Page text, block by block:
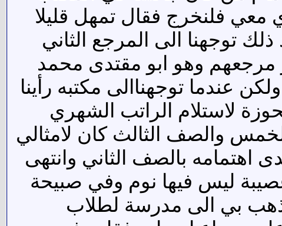
معي فلنخرج فقال تمهل قليلا
ذلك توجهنا الى المرجع الثاني
مرجعهم وهو ابو مقتدى محمد
عندما توجهناالى مكتبه رأينا
لاستلام الراتب الشهري
والصف الثالث كان لامثالي
بالصف الثاني وانتهى
ليس فيها نوم وفي صبيحة
فذهب بي الى مدرسة لطلاب